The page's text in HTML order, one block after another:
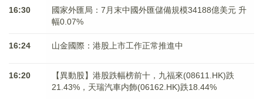
16:30
國家外匯局：7月末中國外匯儲備規模34188億美元 升
幅0.07%
16:24 山金國際：港股上市工作正常推進中
16:20
【異動股】港股跌幅榜前十，九福來(08611.HK)跌
21.43%，天瑞汽車内飾(06162.HK)跌18.44%